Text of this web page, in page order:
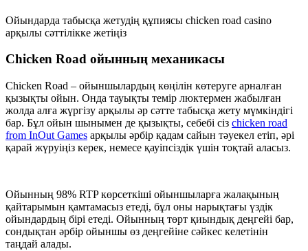
Ойындарда табысқа жетудің құпиясы chicken road casino
арқылы сәттілікке жетіңіз
Chicken Road ойынның механикасы
Chicken Road – ойыншылардың көңілін көтеруге арналған
қызықты ойын. Онда тауықты темір люктермен жабылған
жолда алға жүргізу арқылы әр сәтте табысқа жету мүмкіндігі
бар. Бұл ойын шынымен де қызықты, себебі сіз chicken road
from InOut Games арқылы әрбір қадам сайын тәуекел етіп, әрі
қарай жүруіңіз керек, немесе қауіпсіздік үшін тоқтай аласыз.
Ойынның 98% RTP көрсеткіші ойыншыларға жалақының
қайтарымын қамтамасыз етеді, бұл оны нарықтағы үздік
ойындардың бірі етеді. Ойынның төрт қиындық деңгейі бар,
сондықтан әрбір ойыншы өз деңгейіне сәйкес келетінін
таңдай алады.